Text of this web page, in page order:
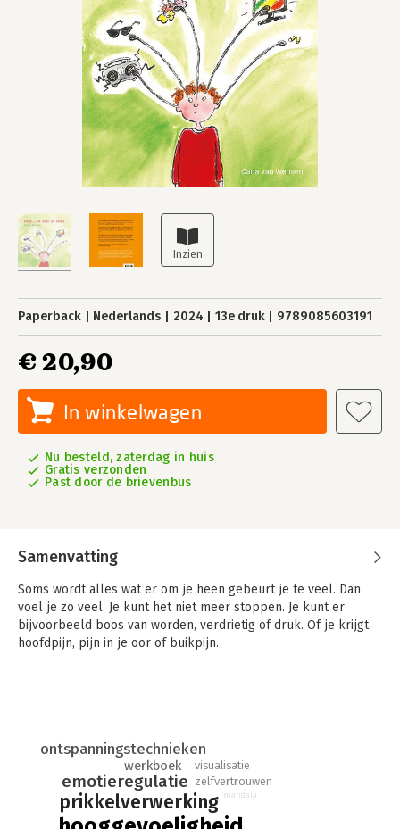
Paperback Nederlands 2024 13e druk 9789085603191
€ 20,90
In winkelwagen
Nu besteld, zaterdag in huis
Gratis verzonden
Past door de brievenbus
Samenvatting
Soms wordt alles wat er om je heen gebeurt je te veel. Dan
voel je zo veel. Je kunt het niet meer stoppen. Je kunt er
bijvoorbeeld boos van worden, verdrietig of druk. Of je krijgt
hoofdpijn, pijn in je oor of buikpijn.
overprikkeld.
Dit boekje is speciaal geschreven voor (hoog)gevoelige en
snel overprikkelde kinderen van circa 7-11 jaar, betrokken
ouders, onderwijzers en/of hulpverleners. Door middel van
prikkelverwerking
emotieregulatie
werkboek
ontspanningstechnieken
zelfvertrouwen
visualisatie
mandala